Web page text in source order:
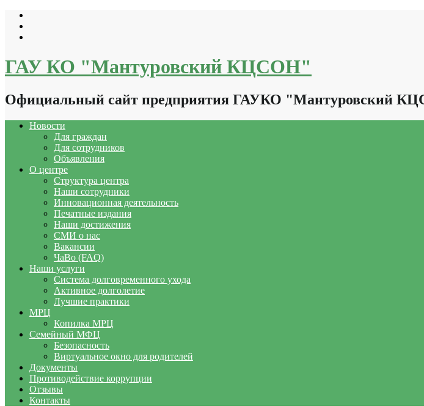
Перейти
содержимому
ГАУ КО "Мантуровский КЦСОН"
Официальный сайт предприятия ГАУКО "Мантуровский
Новости
Для граждан
Для сотрудников
Объявления
О центре
Структура центра
Наши сотрудники
Инновационная деятельность
Печатные издания
Наши достижения
СМИ о нас
Вакансии
ЧаВо (FAQ)
Наши услуги
Система долговременного ухода
Активное долголетие
Лучшие практики
МРЦ
Копилка МРЦ
Семейный МФЦ
Безопасность
Виртуальное окно для родителей
Документы
Противодействие коррупции
Отзывы
Контакты